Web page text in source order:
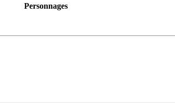
Personnages